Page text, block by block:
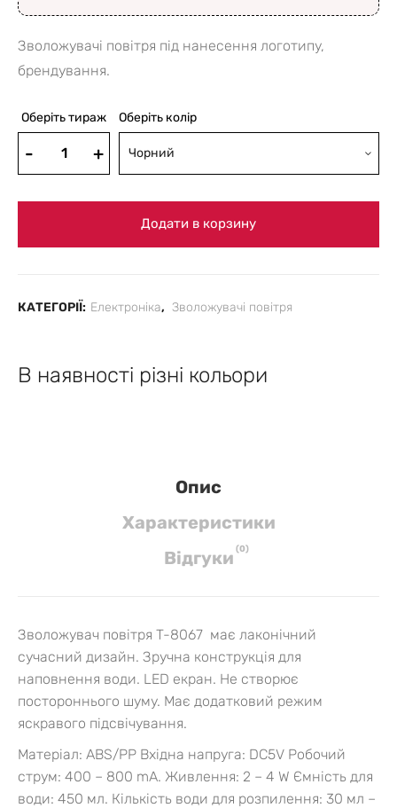
Зволожувачі повітря під нанесення логотипу,
брендування.
Оберіть тираж Оберіть колір
Чорний
Додати в корзину
КАТЕГОРІЇ: Електроніка, Зволожувачі повітря
В наявності різні кольори
Опис
Характеристики
Вiдгуки (0)
Зволожувач повітря T-8067 має лаконічний
сучасний дизайн. Зручна конструкція для
наповнення води. LED екран. Не створює
постороннього шуму. Має додатковий режим
яскравого підсвічування.
Матеріал: ABS/PP Вхідна напруга: DC5V Робочий
струм: 400 – 800 mA. Живлення: 2 – 4 W Ємність для
води: 450 мл. Кількість води для розпилення: 30 мл –